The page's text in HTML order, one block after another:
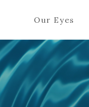
Our Eyes